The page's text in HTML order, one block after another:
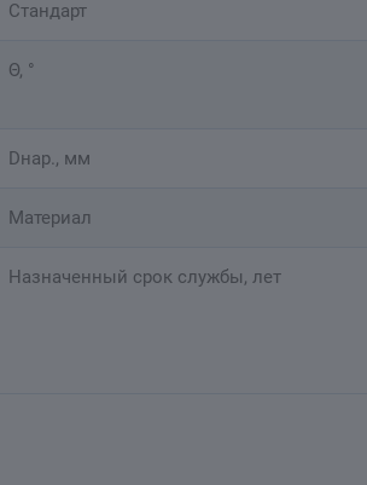
Стандарт
Θ, °
Dнар., мм
Материал
Назначенный срок службы, лет